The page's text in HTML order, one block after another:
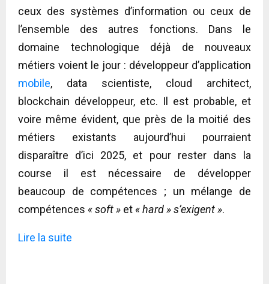
ceux des systèmes d’information ou ceux de
l’ensemble des autres fonctions. Dans le
domaine technologique déjà de nouveaux
métiers voient le jour : développeur d’application
mobile, data scientiste, cloud architect,
blockchain développeur, etc. Il est probable, et
voire même évident, que près de la moitié des
métiers existants aujourd’hui pourraient
disparaître d’ici 2025, et pour rester dans la
course il est nécessaire de développer
beaucoup de compétences ; un mélange de
compétences « soft » et « hard » s’exigent ».
Lire la suite